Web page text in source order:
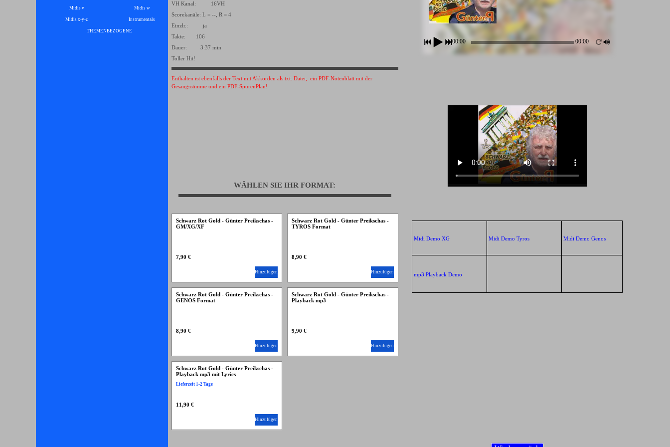
Midis v Midis w
Midis x-y-z Instrumentals
THEMENBEZOGENE
00:00 00:00
VH Kanal: 16VH
Scorekanäle: L = --, R = 4
Einzlr.: ja
Takte: 106
Dauer: 3:37 min
Toller Hit!
Enthalten ist ebenfalls der Text mit Akkorden als txt. Datei, ein PDF-Notenblatt mit der
Gesangsstimme und ein PDF-SpurenPlan!
WÄHLEN SIE IHR FORMAT:
Schwarz Rot Gold - Günter Preikschas -
GM/XG/XF
7,90 €
Hinzufügen
Schwarz Rot Gold - Günter Preikschas -
TYROS Format
8,90 €
Hinzufügen
Schwarz Rot Gold - Günter Preikschas -
GENOS Format
8,90 €
Hinzufügen
Schwarz Rot Gold - Günter Preikschas -
Playback mp3
9,90 €
Hinzufügen
Schwarz Rot Gold - Günter Preikschas -
Playback mp3 mit Lyrics
Lieferzeit 1-2 Tage
11,90 €
Hinzufügen
Midi Demo XG Midi Demo Tyros Midi Demo Genos
mp3 Playback Demo